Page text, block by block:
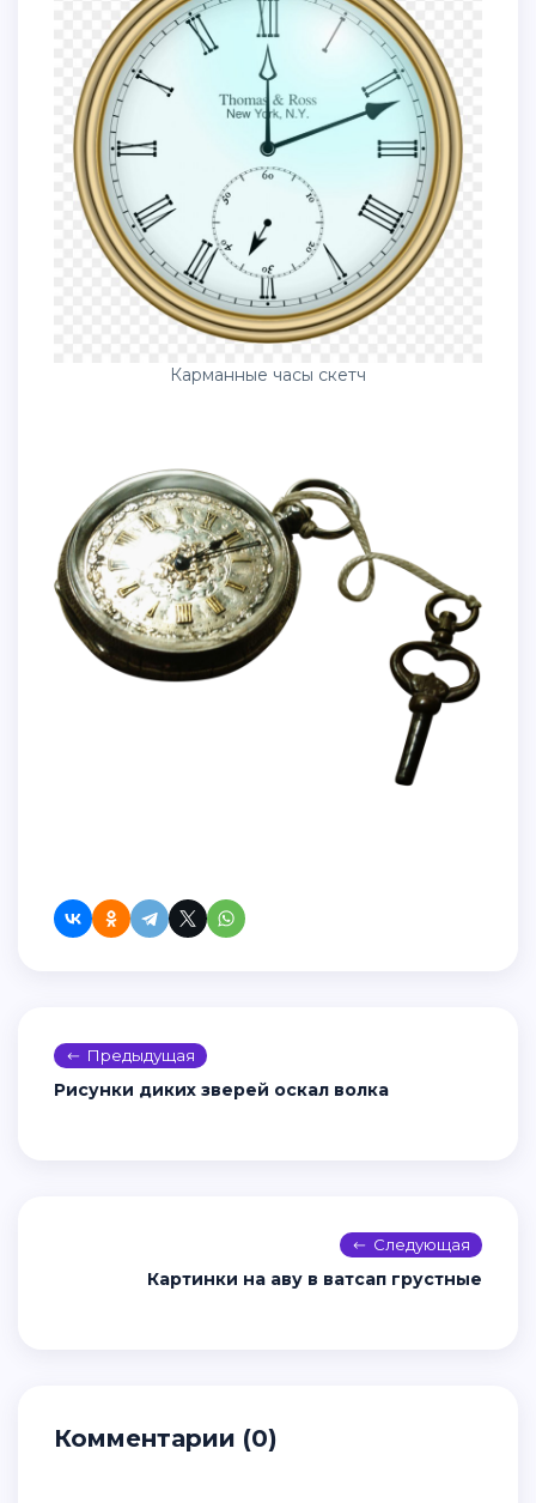
Карманные часы скетч
Предыдущая
Рисунки диких зверей оскал волка
Следующая
Картинки на аву в ватсап грустные
Комментарии (0)